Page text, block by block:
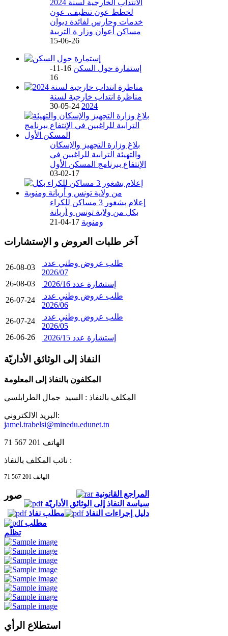
الانتداب الخارجية لسنة 2024
لخطط عون تنظيف، عون
خدمات وحارس لفائدة ديوان
مساكن أعوان وزار ة التربية
26-06-15
إستمارة حول السكن
16-11-
16
مناظرة انتداب خارجية لسنة
2024
24-05-30
بلاغ وزارة التجهيز والإسكان
والتهيئة الترابية للراغبين في
الإنتفاع ببرنامج المسكن الأول
17-02-03
إعلام بشغور 3 مساكن للكراء
بكل من ولاية تونس و أريانة
ومنوبة 17-04-21
آخر طلبات العروض و الإستشارات
26-08-03
2026/07
26-08-03
إستشارة عدد 2026/16
26-07-24
2026/06
26-07-24
2026/05
26-06-26
إستشارة عدد 2026/15
النفاذ إلى الوثائق الأداريّة
المكلفون بالنفاذ إلى المعلومة
المكلف بالنفاذ : السيد جمال الطرابلسي
البريد الالكتروني:
jamel.trabelsi@minedu.edunet.tn
نائب المكلف بالنفاذ :
المراجع القانونية
سياسة النفاذ إلى الوثائق الأداريّة
دليل إجراءات النفاذ
مطلب نفاذ
مطلب
تظلّم
صور
استطلاع الرأي